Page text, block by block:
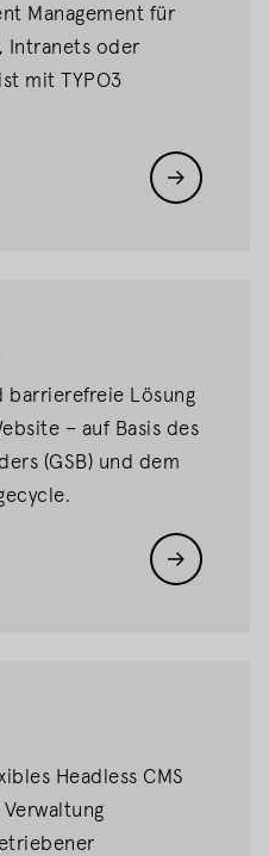
Management für
Intranets oder
mit TYPO3
barrierefreie Lösung
– auf Basis des
(GSB) und dem
Headless CMS